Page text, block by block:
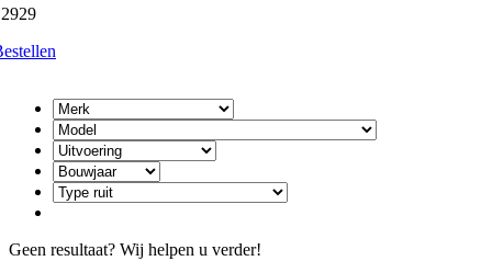
Geen resultaat? Wij helpen u verder!